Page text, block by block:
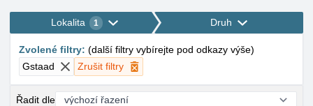
Lokalita 1 Druh
Zvolené filtry: (další filtry vybírejte pod odkazy výše)
Gstaad
Zrušit filtry
Řadit dle